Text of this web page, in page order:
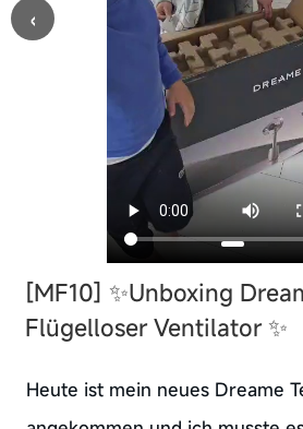
‹
[MF10] ✨Unboxing
Flügelloser Ventilator ✨
Heute ist mein neues Dreame